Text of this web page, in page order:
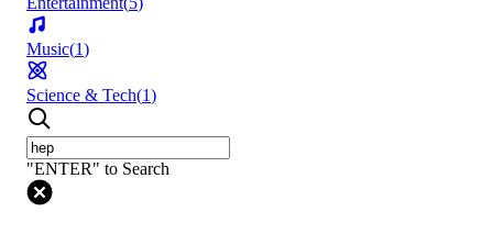
Music(1)
Science & Tech(1)
"ENTER" to Search